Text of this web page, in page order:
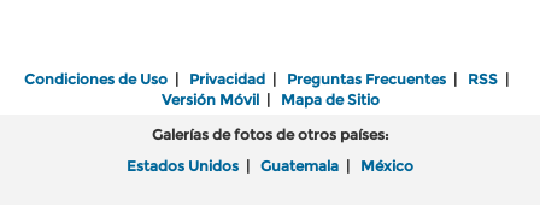
Condiciones de Uso | Privacidad | Preguntas Frecuentes | RSS |
Versión Móvil| Mapa de Sitio
Galerías de fotos de otros países:
Estados Unidos | Guatemala | México